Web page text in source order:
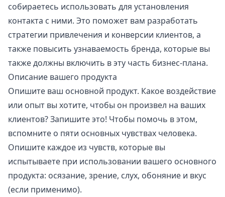
собираетесь использовать для установления
контакта с ними. Это поможет вам разработать
стратегии привлечения и конверсии клиентов, а
также повысить узнаваемость бренда, которые вы
также должны включить в эту часть бизнес-плана.
Описание вашего продукта
Опишите ваш основной продукт. Какое воздействие
или опыт вы хотите, чтобы он произвел на ваших
клиентов? Запишите это! Чтобы помочь в этом,
вспомните о пяти основных чувствах человека.
Опишите каждое из чувств, которые вы
испытываете при использовании вашего основного
продукта: осязание, зрение, слух, обоняние и вкус
(если применимо).